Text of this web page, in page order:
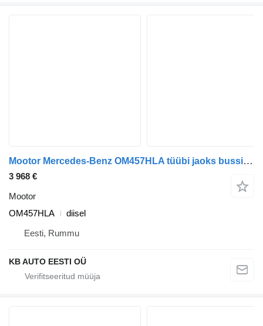
Mootor Mercedes-Benz OM457HLA tüübi jaoks bussi Setra Series 300 (1991-2002)
3 968 €
Mootor
OM457HLA
diisel
Eesti, Rummu
KB AUTO EESTI OÜ